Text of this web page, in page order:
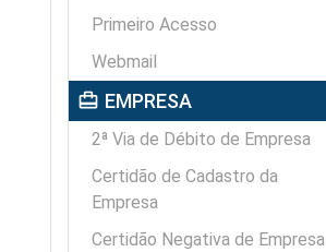
Primeiro Acesso
Webmail
card_travel EMPRESA
2ª Via de Débito de Empresa
Certidão de Cadastro da
Empresa
Certidão Negativa de Empresa